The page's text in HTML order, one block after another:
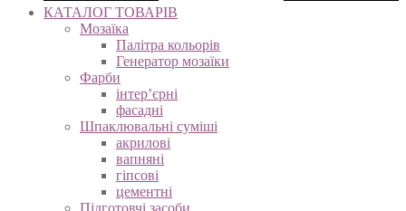
КАТАЛОГ ТОВАРІВ
Мозаїка
Палітра кольорів
Генератор мозаїки
Фарби
інтер’єрні
фасадні
Шпаклювальні суміші
акрилові
вапняні
гіпсові
цементні
Підготовчі засоби